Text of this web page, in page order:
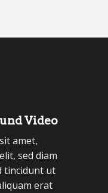
Video
amet,
sed diam
tincidunt ut
erat